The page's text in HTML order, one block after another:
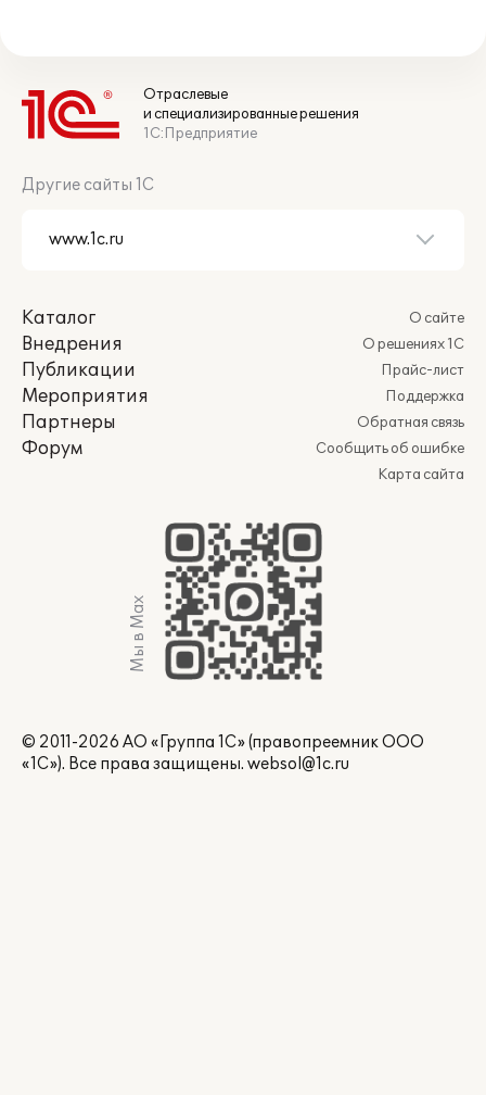
Отраслевые
и специализированные решения
1С:Предприятие
Другие сайты 1С
Каталог
Внедрения
Публикации
Мероприятия
Партнеры
Форум
О сайте
О решениях 1С
Прайс-лист
Поддержка
Обратная связь
Сообщить об ошибке
Карта сайта
Мы в Max
© 2011-2026 АО «Группа 1С» (правопреемник ООО
«1С»). Все права защищены. websol@1c.ru